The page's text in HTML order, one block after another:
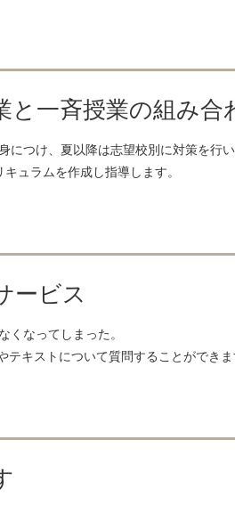
愛知医科大学 16名
聖マリアンナ医科大学 10名
福岡大学 9名
の現役生のみ、高3時在籍者のみの
と一斉授業の組み合
つけ、夏以降は志望校別に対策を行い
ュラムを作成し指導します。
ービス
くなってしまった。
キストについて質問することができま